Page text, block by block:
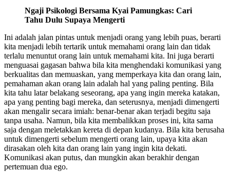
Ngaji Psikologi Bersama Kyai Pamungkas: Cari
Tahu Dulu Supaya Mengerti
Ini adalah jalan pintas untuk menjadi orang yang lebih puas, berarti
kita menjadi lebih tertarik untuk memahami orang lain dan tidak
terlalu menuntut orang lain untuk memahami kita. Ini juga berarti
menguasai gagasan bahwa bila kita menghendaki komunikasi yang
berkualitas dan memuaskan, yang memperkaya kita dan orang lain,
pemahaman akan orang lain adalah hal yang paling penting. Bila
kita tahu latar belakang seseorang, apa yang ingin mereka katakan,
apa yang penting bagi mereka, dan seterusnya, menjadi dimengerti
akan mengalir secara imiah: benar-benar akan terjadi begitu saja
tanpa usaha. Namun, bila kita membalikkan proses ini, kita sama
saja dengan meletakkan kereta di depan kudanya. Bila kita berusaha
untuk dimengerti sebelum mengerti orang lain, upaya kita akan
dirasakan oleh kita dan orang lain yang ingin kita dekati.
Komunikasi akan putus, dan mungkin akan berakhir dengan
pertemuan dua ego.